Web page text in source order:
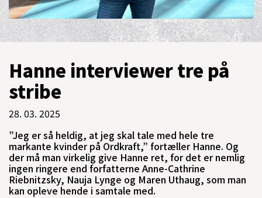
Hanne interviewer tre på
stribe
28. 03. 2025
”Jeg er så heldig, at jeg skal tale med hele tre
markante kvinder på Ordkraft,” fortæller Hanne. Og
der må man virkelig give Hanne ret, for det er nemlig
ingen ringere end forfatterne Anne-Cathrine
Riebnitzsky, Nauja Lynge og Maren Uthaug, som man
kan opleve hende i samtale med.